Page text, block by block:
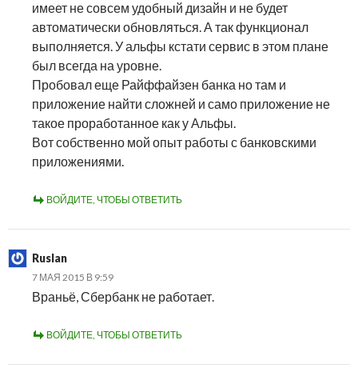
имеет не совсем удобный дизайн и не будет
автоматически обновляться. А так функционал
выполняется. У альфы кстати сервис в этом плане
был всегда на уровне.
Пробовал еще Райффайзен банка но там и
приложение найти сложней и само приложение не
такое проработанное как у Альфы.
Вот собственно мой опыт работы с банковскими
приложениями.
ВОЙДИТЕ, ЧТОБЫ ОТВЕТИТЬ
Ruslan
7 МАЯ 2015 В 9:59
Враньё, Сбербанк не работает.
ВОЙДИТЕ, ЧТОБЫ ОТВЕТИТЬ